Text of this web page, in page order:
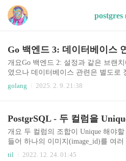
postgres
Go 백엔드 3: 데이터베이스
개요Go 백엔드 2: 설정과 같은 브랜
였으나 데이터베이스 관련은 별도로
다. 데이터베이스 마이그레이션과 데
관련 라이브러리는 추후 별도로 다룰
로 수정했다. 양해를 구한다.링크
tps://github.com/nicewook/gocore/tree/
b블로그 링크Go 백엔드 1: 클린 아키
golang 2025. 2. 9. 21:38
PostgrSQL - 두 컬럼을
개요 두 컬럼의 조합이 Unique 해야
들어 하나의 이미지(image_id)를 여
수 있지만 특정한 일(job_id)에 할당한
til 2022. 12. 24. 01:45